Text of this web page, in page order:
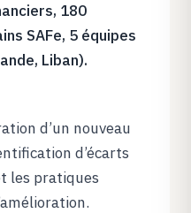
180
SAFe, 5 équipes
Liban).
d’un nouveau
d’écarts
les pratiques